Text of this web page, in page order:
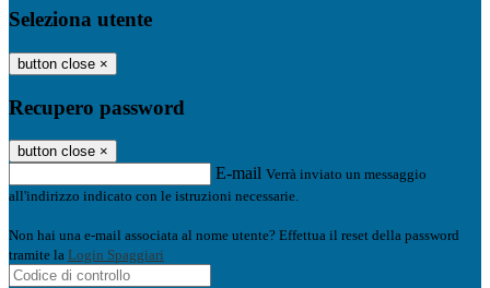
Seleziona utente
button close ×
Recupero password
button close ×
E-mail Verrà inviato un messaggio
all'indirizzo indicato con le istruzioni necessarie.
Non hai una e-mail associata al nome utente? Effettua il reset della password
tramite la Login Spaggiari